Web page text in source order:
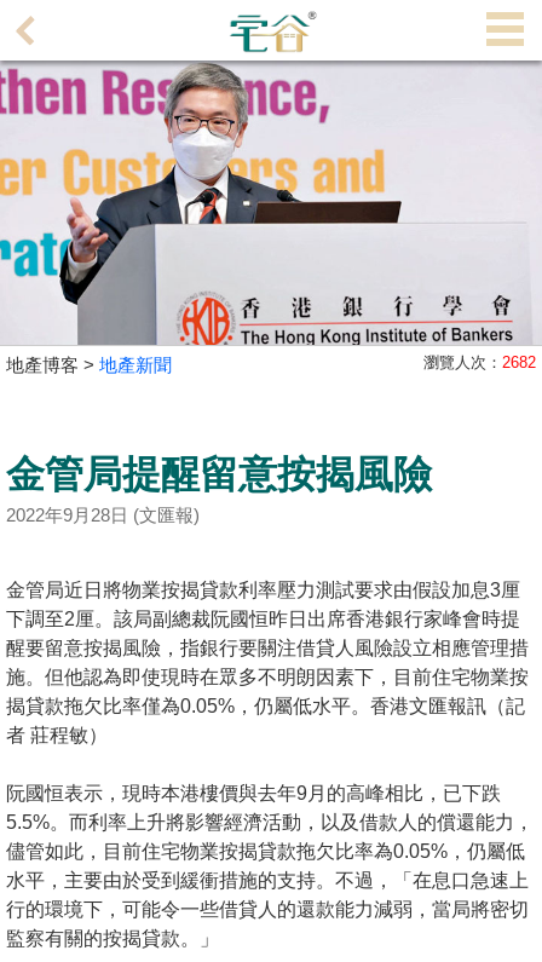
理
主
搵
成
交
業
主
宅
谷
揭
地
產
博
客
地
產
新
聞
數
地產博客 > 地產新聞 瀏覽人次： 2682
金管局提醒留意按揭風險
2022年9月28日 (文匯報)
金管局近日將物業按揭貸款利率壓力測試要求由假設加息3厘
下調至2厘。該局副總裁阮國恒昨日出席香港銀行家峰會時提
醒要留意按揭風險，指銀行要關注借貸人風險設立相應管理措
施。但他認為即使現時在眾多不明朗因素下，目前住宅物業按
揭貸款拖欠比率僅為0.05%，仍屬低水平。香港文匯報訊（記
者 莊程敏）
阮國恒表示，現時本港樓價與去年9月的高峰相比，已下跌
5.5%。而利率上升將影響經濟活動，以及借款人的償還能力，
儘管如此，目前住宅物業按揭貸款拖欠比率為0.05%，仍屬低
水平，主要由於受到緩衝措施的支持。不過，「在息口急速上
行的環境下，可能令一些借貸人的還款能力減弱，當局將密切
監察有關的按揭貸款。」